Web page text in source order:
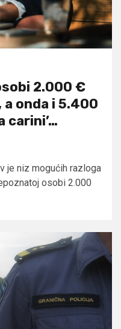
2.000 €
onda i 5.400
carini’…
je niz mogućih razloga
osobi 2.000